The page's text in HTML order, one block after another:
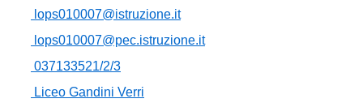
lops010007@istruzione.it
lops010007@pec.istruzione.it
037133521/2/3
Liceo Gandini Verri